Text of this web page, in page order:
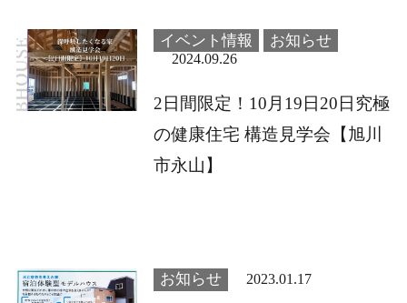
イベント情報 お知らせ
2024.09.26
2日間限定！10月19日20日究極
の健康住宅 構造見学会【旭川
市永山】
お知らせ 2023.01.17